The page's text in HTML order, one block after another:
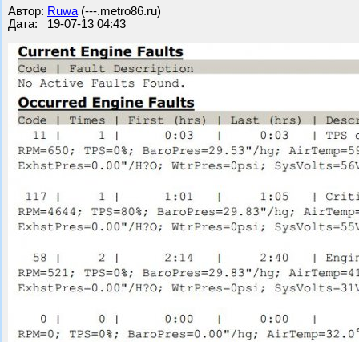
Автор: Ruwa (---.metro86.ru)
Дата: 19-07-13 04:43